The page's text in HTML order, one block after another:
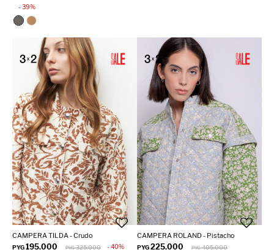
39
CAMPERA TILDA - Crudo
PYG195.000 PYG 325.000 40
CAMPERA ROLAND - Pistacho
PYG225.000 PYG 405.000